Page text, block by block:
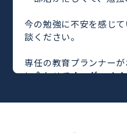
今の勉強に不安を感じ
談ください。
専任の教育プランナー
に合わせてオーダーメ
完全マンツーマンで自